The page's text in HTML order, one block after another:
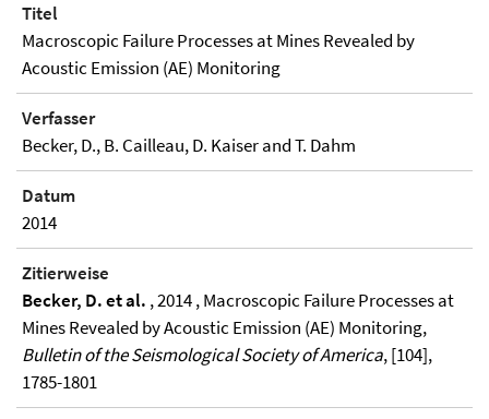
Titel
Macroscopic Failure Processes at Mines Revealed by
Acoustic Emission (AE) Monitoring
Verfasser
Becker, D., B. Cailleau, D. Kaiser and T. Dahm
Datum
2014
Zitierweise
Becker, D. et al. , 2014 , Macroscopic Failure Processes at
Mines Revealed by Acoustic Emission (AE) Monitoring,
Bulletin of the Seismological Society of America, [104],
1785-1801